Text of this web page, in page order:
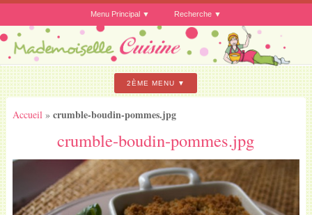
Menu Principal Recherche
2ÈME MENU
Accueil » crumble-boudin-pommes.jpg
crumble-boudin-pommes.jpg